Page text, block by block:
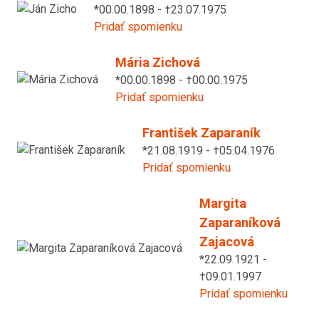
*00.00.1898 - †23.07.1975
Pridať spomienku
Mária Zichová
*00.00.1898 - †00.00.1975
Pridať spomienku
František Zaparaník
*21.08.1919 - †05.04.1976
Pridať spomienku
Margita
Zaparaníková
Zajacová
*22.09.1921 -
†09.01.1997
Pridať spomienku